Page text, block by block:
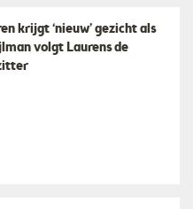
krijgt ‘nieuw’ gezicht als
volgt Laurens de